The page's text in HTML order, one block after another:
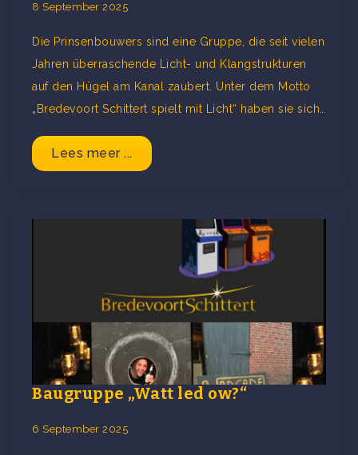
8 September 2025
Die Prinsenbouwers sind eine Gruppe, die seit vielen
Jahren überraschende Licht- und Klangstrukturen
auf den Hügel am Kanal zaubert. Unter dem Motto
„Bredevoort Schittert spielt mit Licht“ haben sie sich…
Lees meer ...
Baugruppe „Watt led ow?“
6 September 2025